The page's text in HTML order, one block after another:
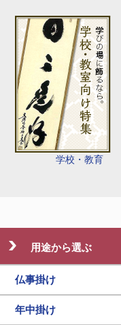
学校・教育
用途から選ぶ
仏事掛け
年中掛け